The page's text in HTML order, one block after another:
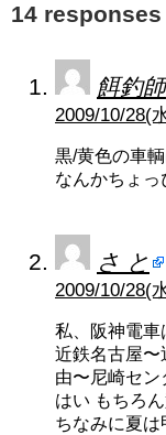
14 responses
餌釣師
2009/10/28(
黒/黄色の車
なんかちょっ
さ と
2009/10/28(
私、阪神電車
近鉄名古屋〜
由〜尼崎セ
はい もちろ
ちなみに夏は